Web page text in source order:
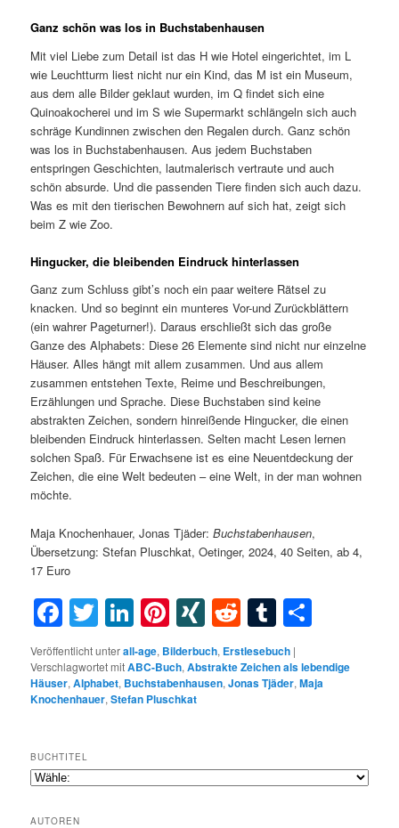
Ganz schön was los in Buchstabenhausen
Mit viel Liebe zum Detail ist das H wie Hotel eingerichtet, im L
wie Leuchtturm liest nicht nur ein Kind, das M ist ein Museum,
aus dem alle Bilder geklaut wurden, im Q findet sich eine
Quinoakocherei und im S wie Supermarkt schlängeln sich auch
schräge Kundinnen zwischen den Regalen durch. Ganz schön
was los in Buchstabenhausen. Aus jedem Buchstaben
entspringen Geschichten, lautmalerisch vertraute und auch
schön absurde. Und die passenden Tiere finden sich auch dazu.
Was es mit den tierischen Bewohnern auf sich hat, zeigt sich
beim Z wie Zoo.
Hingucker, die bleibenden Eindruck hinterlassen
Ganz zum Schluss gibt’s noch ein paar weitere Rätsel zu
knacken. Und so beginnt ein munteres Vor-und Zurückblättern
(ein wahrer Pageturner!). Daraus erschließt sich das große
Ganze des Alphabets: Diese 26 Elemente sind nicht nur einzelne
Häuser. Alles hängt mit allem zusammen. Und aus allem
zusammen entstehen Texte, Reime und Beschreibungen,
Erzählungen und Sprache. Diese Buchstaben sind keine
abstrakten Zeichen, sondern hinreißende Hingucker, die einen
bleibenden Eindruck hinterlassen. Selten macht Lesen lernen
solchen Spaß. Für Erwachsene ist es eine Neuentdeckung der
Zeichen, die eine Welt bedeuten – eine Welt, in der man wohnen
möchte.
Maja Knochenhauer, Jonas Tjäder:Buchstabenhausen,
Übersetzung: Stefan Pluschkat, Oetinger, 2024, 40 Seiten, ab 4,
17 Euro
Facebook
Twitter
LinkedIn
Pinterest
XINGRedditTumblr
Veröffentlicht unterall-age, Bilderbuch, Erstlesebuch |
Verschlagwortet mitABC-Buch,Abstrakte Zeichen als lebendige
Häuser,Alphabet, Buchstabenhausen,Jonas Tjäder,Maja
Knochenhauer,Stefan Pluschkat
BUCHTITEL
AUTOREN